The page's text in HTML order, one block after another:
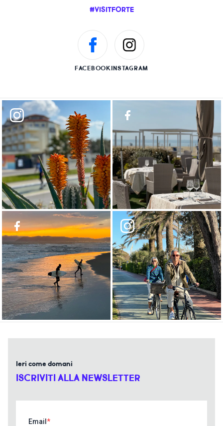
#VISITFORTE
FACEBOOKINSTAGRAM
Ieri come domani
ISCRIVITI ALLA NEWSLETTER
Email